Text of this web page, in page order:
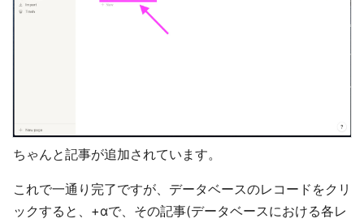
ちゃんと記事が追加されています。
これで一通り完了ですが、データベースのレコードをクリ
ックすると、+αで、その記事(データベースにおける各レ